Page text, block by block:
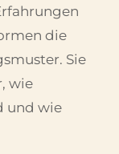
die
Sie
wie
und wie